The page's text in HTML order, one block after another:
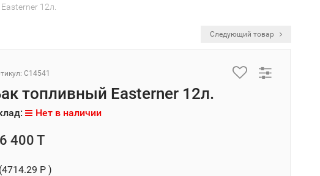
12л.
Следующий товар
C14541
топливный Easterner 12л.
Нет в наличии
400 T
P )